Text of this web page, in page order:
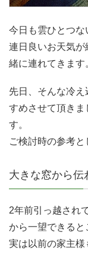
今日も雲ひとつな
連日良いお天気
緒に連れてきます
先日、そんな冷
すめさせて頂きま
す。
ご検討時の参考と
大きな窓から伝
2年前引っ越され
から一望できると
実は以前の家主様